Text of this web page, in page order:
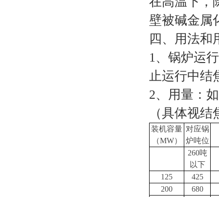
壁被碱金属
四、用法和
1、锅炉运
止运行中结
2、用量：
（具体视
装机容量
（MW）
对应锅
炉吨位
260吨
以下
125
425
200
680